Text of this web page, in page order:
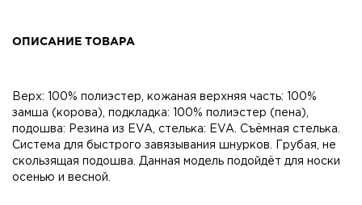
ОПИСАНИЕ ТОВАРА
Верх: 100% полиэстер, кожаная верхняя часть: 100%
замша (корова), подкладка: 100% полиэстер (пена),
подошва: Резина из EVA, стелька: EVA. Съёмная стелька.
Система для быстрого завязывания шнурков. Грубая, не
скользящая подошва. Данная модель подойдёт для носки
осенью и весной.